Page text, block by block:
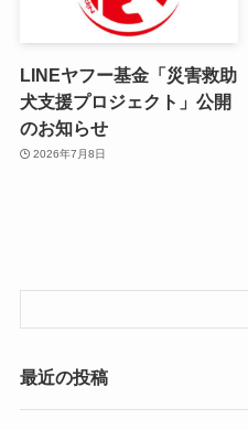
LINEヤフー基金「災害救助
犬支援プロジェクト」公開
のお知らせ
2026年7月8日
最近の投稿